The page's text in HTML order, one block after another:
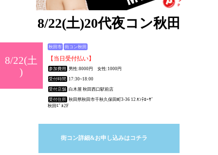
8/22(土)20代夜コン秋田
8/22(土
)
秋田市 街コン秋田
【当日受付払い】
参加費用 男性:8000円 女性:1000円
受付時間 17:30~18:00
受付店舗 白木屋 秋田西口駅前店
受付住所 秋田県秋田市千秋久保田町3-36 12.ﾓﾝﾃﾛｰｻﾞ
秋田ﾋﾞﾙ2F
街コン詳細&お申し込みはコチラ